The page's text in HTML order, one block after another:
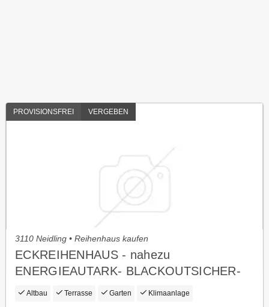
PROVISIONSFREI VERGEBEN
3110 Neidling • Reihenhaus kaufen
ECKREIHENHAUS - nahezu
ENERGIEAUTARK- BLACKOUTSICHER-
PROVISIONSFREI - DACHBODEN
Altbau Terrasse Garten Klimaanlage